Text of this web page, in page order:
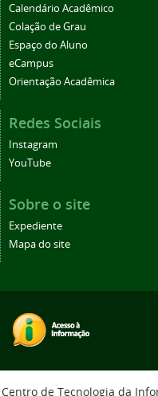
Calendário Acadêmico
Colação de Grau
Espaço do Aluno
eCampus
Orientação Acadêmica
Redes Sociais
Instagram
YouTube
Sobre o site
Expediente
Mapa do site
Centro de Tecnologia da